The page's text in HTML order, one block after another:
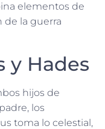
elementos de
de la guerra
y Hades
hijos de
los
toma lo celestial,